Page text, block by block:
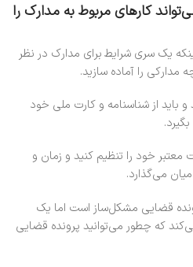
کارهای مربوط به مدارک را
یک سری شرایط برای مدارک در نظر
را آماده سازید.
و باید از شناسنامه و کارت ملی خود
خود را تنظیم کنید و زمان و
می‌گذارد.
قضایی مشکل‌ساز است اما یک
که چطور می‌توانید پرونده قضایی